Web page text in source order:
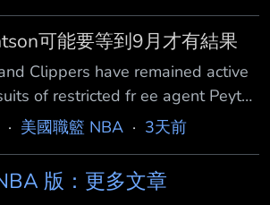
Kuminga under the right
sources said. Atlanta is not
restricted free ag
可能要等到9月才有結果
Clippers have remained active
of restricted fr ee agent Peyton
a resolution may not come until
willing to remain patient, per
Atlanta “was
· 美國職籃 NBA · 3天前
版：更多文章